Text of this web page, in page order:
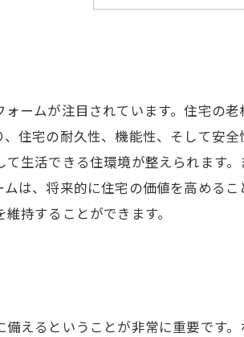
居心地の良い暮
ームが注目されています。住宅の
住宅の耐久性、機能性、そして安
生活できる住環境が整えられます
は、将来的に住宅の価値を高める
持することができます。
えるということが非常に重要です